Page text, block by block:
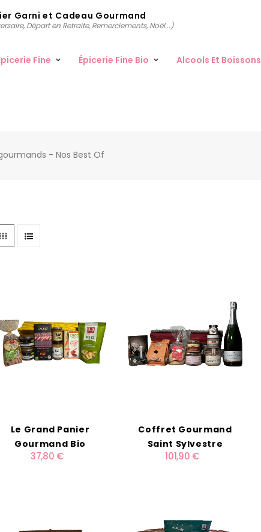
Garni et Cadeau Gourmand
Départ en Retraite, Remerciements, Noël...)
Fine Épicerie Fine Bio Alcools Et Boissons
- Nos Best Of
Le Grand Panier
Gourmand Bio
37,80 €
Coffret Gourmand
Saint Sylvestre
101,90 €